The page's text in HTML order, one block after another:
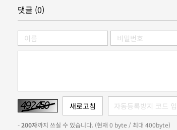
댓글 (0)
-200자까지 쓰실 수 있습니다. (현재 0 byte / 최대 400byte)